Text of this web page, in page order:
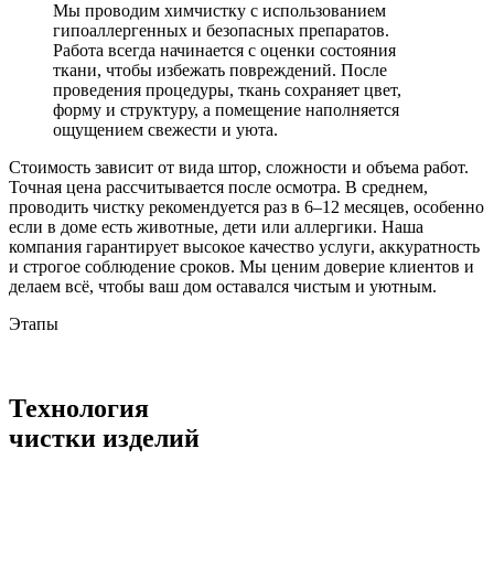
Мы проводим химчистку с использованием
гипоаллергенных и безопасных препаратов.
Работа всегда начинается с оценки состояния
ткани, чтобы избежать повреждений. После
проведения процедуры, ткань сохраняет цвет,
форму и структуру, а помещение наполняется
ощущением свежести и уюта.
Стоимость зависит от вида штор, сложности и объема работ.
Точная цена рассчитывается после осмотра. В среднем,
проводить чистку рекомендуется раз в 6–12 месяцев, особенно
если в доме есть животные, дети или аллергики. Наша
компания гарантирует высокое качество услуги, аккуратность
и строгое соблюдение сроков. Мы ценим доверие клиентов и
делаем всё, чтобы ваш дом оставался чистым и уютным.
Этапы
Технология
чистки изделий